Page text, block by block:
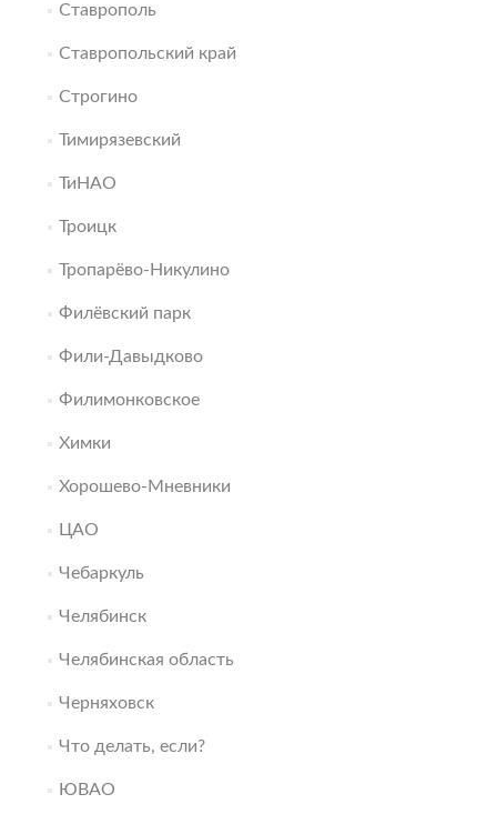
Ставрополь
Ставропольский край
Строгино
Тимирязевский
ТиНАО
Троицк
Тропарёво-Никулино
Филёвский парк
Фили-Давыдково
Филимонковское
Химки
Хорошево-Мневники
ЦАО
Чебаркуль
Челябинск
Челябинская область
Черняховск
Что делать, если?
ЮВАО